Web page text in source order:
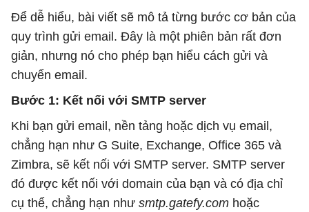
Để dễ hiểu, bài viết sẽ mô tả từng bước cơ bản của
quy trình gửi email. Đây là một phiên bản rất đơn
giản, nhưng nó cho phép bạn hiểu cách gửi và
chuyển email.
Bước 1: Kết nối với SMTP server
Khi bạn gửi email, nền tảng hoặc dịch vụ email,
chẳng hạn như G Suite, Exchange, Office 365 và
Zimbra, sẽ kết nối với SMTP server. SMTP server
đó được kết nối với domain của bạn và có địa chỉ
cụ thể, chẳng hạn như smtp.gatefy.com hoặc